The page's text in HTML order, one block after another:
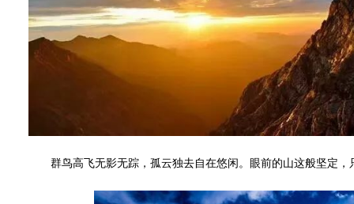
群鸟高飞无影无踪，孤云独去自在悠闲。眼前的山这般坚定，